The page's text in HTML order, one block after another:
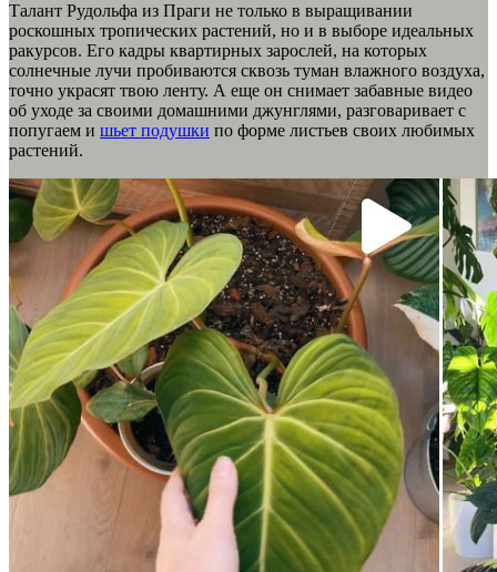
Талант Рудольфа из Праги не только в выращивании
роскошных тропических растений, но и в выборе идеальных
ракурсов. Его кадры квартирных зарослей, на которых
солнечные лучи пробиваются сквозь туман влажного воздуха,
точно украсят твою ленту. А еще он снимает забавные видео
об уходе за своими домашними джунглями, разговаривает с
попугаем и шьет подушки по форме листьев своих любимых
растений.